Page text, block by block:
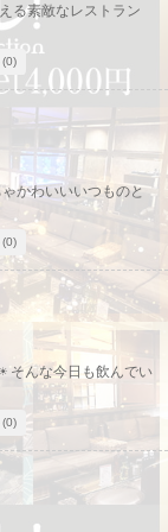
る素敵なレストラン
(0)
かわいいいつものと
(0)
そんな今日も飲んでい
(0)